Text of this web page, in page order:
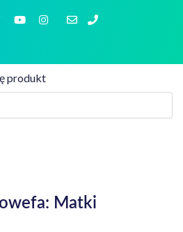
produkt
Matki